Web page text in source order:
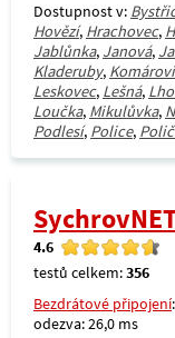
Dostupnost v:
Hovězí, Hrachovec,
Jablůnka, Janová,
Kladeruby,
Leskovec, Lešná,
Loučka, Mikulůvka,
Podlesí, Police,
4.6
testů celkem:356
Bezdrátové připojení
odezva: 26,0 ms